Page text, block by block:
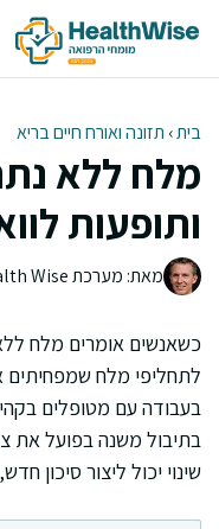
לתוכן
בית› תזונה ואורח חיים בריא
מלח ללא
ותופעות
מאת: מערכת Health Wise | צוות העריכה
כשאנשים אומרים מלח
לתחליפי מלח שמפחיתים
בעבודה עם מטופלים
בתיבול משנה בפועל את
שינוי יכול ליצור סיכון